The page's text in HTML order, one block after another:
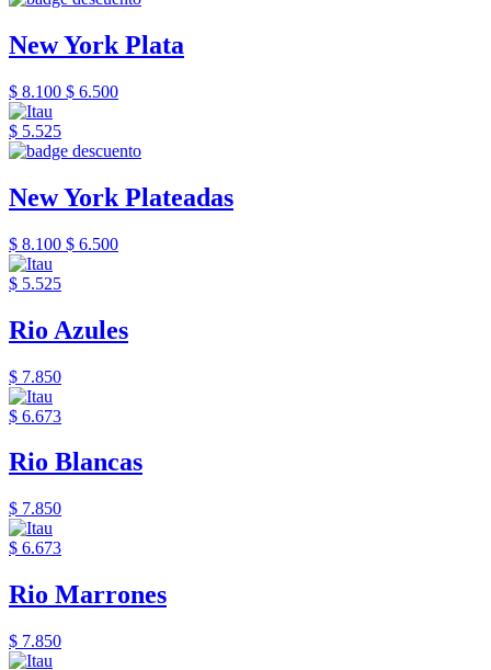
New York Plata
$ 8.100 $ 6.500
$ 5.525
New York Plateadas
$ 8.100 $ 6.500
$ 5.525
Rio Azules
$ 7.850
$ 6.673
Rio Blancas
$ 7.850
$ 6.673
Rio Marrones
$ 7.850